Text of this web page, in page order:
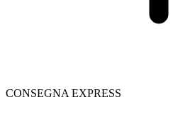
CONSEGNA EXPRESS